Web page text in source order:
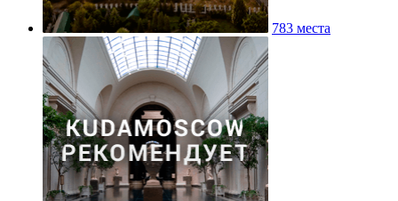
783 места